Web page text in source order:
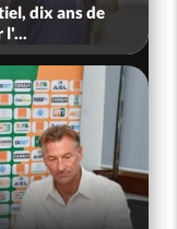
dix ans de
l'...